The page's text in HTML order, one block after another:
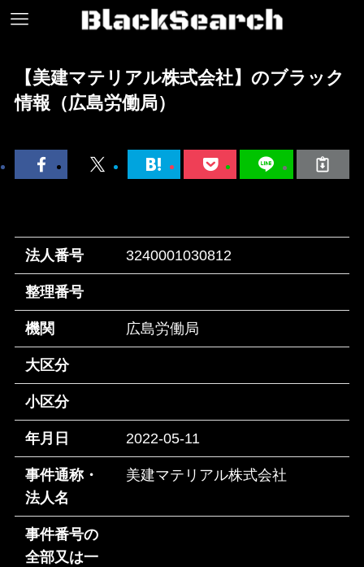
【美建マテリアル株式会社】のブラック
情報（広島労働局）
法人番号 3240001030812
整理番号
機関 広島労働局
大区分
小区分
年月日 2022-05-11
事件通称・
法人名
美建マテリアル株式会社
事件番号の
全部又は一